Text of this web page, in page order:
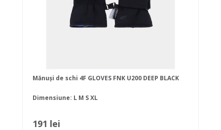
Mănuși de schi 4F GLOVES FNK U200 DEEP BLACK
Dimensiune: L M SXL
191 lei